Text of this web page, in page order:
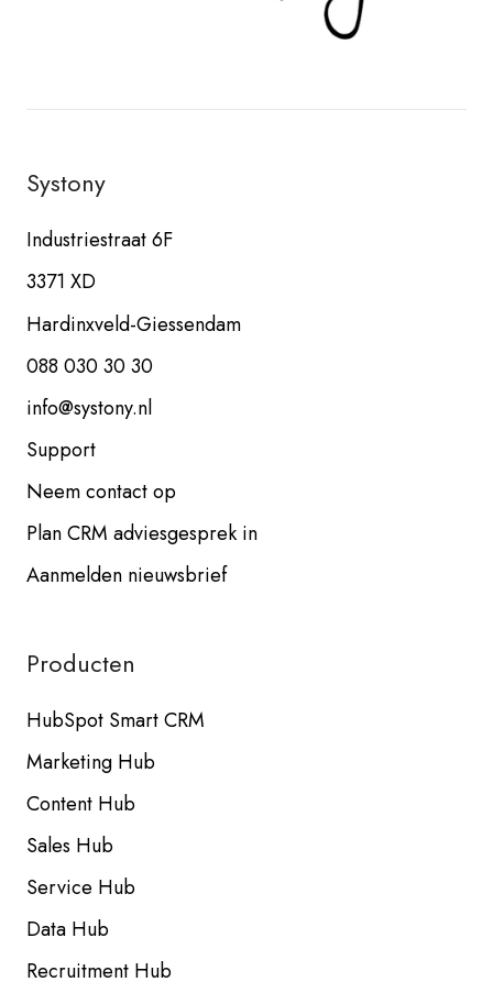
Systony
Industriestraat 6F
3371 XD
Hardinxveld-Giessendam
088 030 30 30
info@systony.nl
Support
Neem contact op
Plan CRM adviesgesprek in
Aanmelden nieuwsbrief
Producten
HubSpot Smart CRM
Marketing Hub
Content Hub
Sales Hub
Service Hub
Data Hub
Recruitment Hub